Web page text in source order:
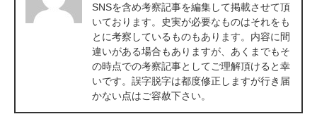
SNSを含め考察記事を編集して掲載させて頂
いております。史実が必要なものはそれをも
とに考察しているものもあります。内容に間
違いがある場合もありますが、あくまでもそ
の時点での考察記事としてご理解頂けると幸
いです。誤字脱字は都度修正しますが行き届
かない点はご容赦下さい。